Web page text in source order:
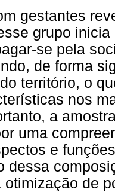
gestantes
grupo
se pela
de forma
território, o
nos
a
uma
e
dessa
otimização de